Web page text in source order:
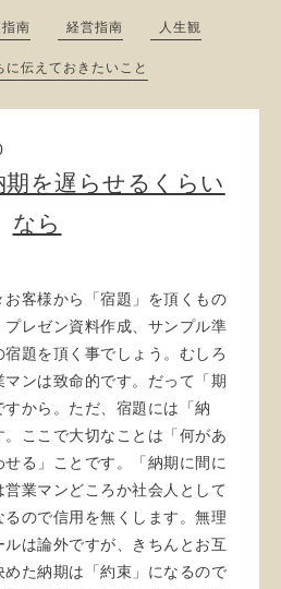
南 経営指南 人生観
に伝えておきたいこと
期を遅らせるくらい
なら
客様から「宿題」を頂くもの
レゼン資料作成、サンプル準
題を頂く事でしょう。むしろ
ンは致命的です。だって「期
から。ただ、宿題には「納
ここで大切なことは「何があ
る」ことです。「納期に間に
業マンどころか社会人として
ので信用を無くします。無理
は論外ですが、きちんとお互
た納期は「約束」になるので